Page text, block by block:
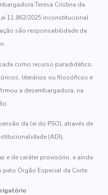
Teresa Cristina da
11.862/2025 inconstitucional
são responsabilidade da
como recurso paradidático,
literários ou filosóficos e
a desembargadora, na
da lei do PSOL através de
(ADI).
e de caráter provisório, e ainda
Órgão Especial da Corte.